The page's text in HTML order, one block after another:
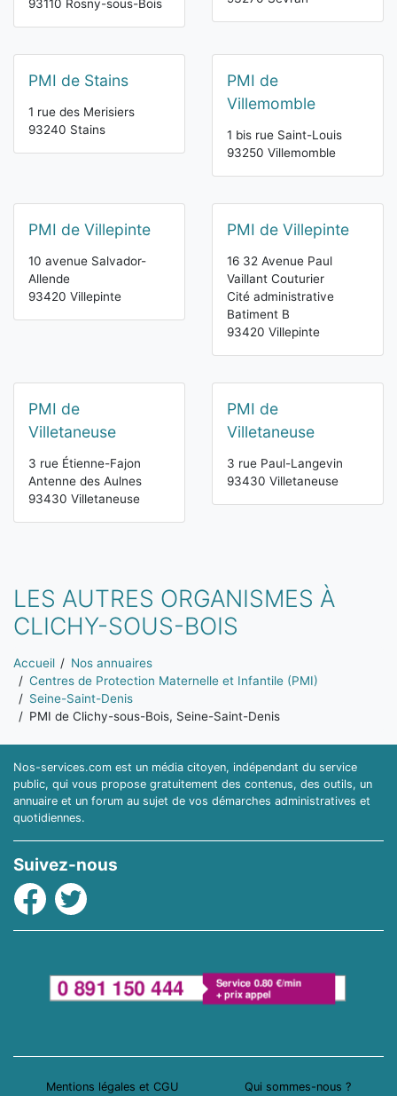
93110 Rosny-sous-Bois
PMI de Stains
1 rue des Merisiers
93240 Stains
PMI de
Villemomble
1 bis rue Saint-Louis
93250 Villemomble
PMI de Villepinte
10 avenue Salvador-
Allende
93420 Villepinte
PMI de Villepinte
16 32 Avenue Paul
Vaillant Couturier
Cité administrative
Batiment B
93420 Villepinte
PMI de
Villetaneuse
3 rue Étienne-Fajon
Antenne des Aulnes
93430 Villetaneuse
PMI de
Villetaneuse
3 rue Paul-Langevin
93430 Villetaneuse
LES AUTRES ORGANISMES À
CLICHY-SOUS-BOIS
Vous êtes ici:
Accueil
Nos annuaires
Centres de Protection Maternelle et Infantile (PMI)
Seine-Saint-Denis
PMI de Clichy-sous-Bois, Seine-Saint-Denis
Nos-services.com est un média citoyen, indépendant du service
public, qui vous propose gratuitement des contenus, des outils, un
annuaire et un forum au sujet de vos démarches administratives et
quotidiennes.
Suivez-nous
Facebook
Twitter
Mentions légales et CGU Qui sommes-nous ?